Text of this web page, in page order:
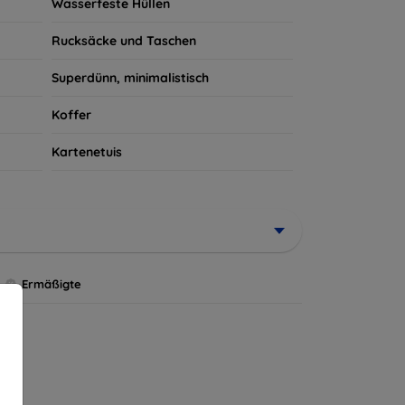
Wasserfeste Hüllen
Rucksäcke und Taschen
Superdünn, minimalistisch
Koffer
Kartenetuis
Ermäßigte